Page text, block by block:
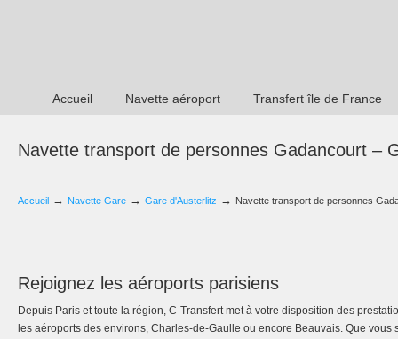
Accueil Navette aéroport Transfert île de France
Navette transport de personnes Gadancourt –
Accueil → Navette Gare → Gare d'Austerlitz → Navette transport de personnes
Rejoignez les aéroports parisiens
Depuis Paris et toute la région, C-Transfert met à votre disposition des
les aéroports des environs, Charles-de-Gaulle ou encore Beauvais. Que vous